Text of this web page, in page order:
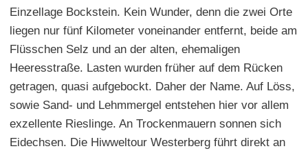
Einzellage Bockstein. Kein Wunder, denn die zwei Orte
liegen nur fünf Kilometer voneinander entfernt, beide am
Flüsschen Selz und an der alten, ehemaligen
Heeresstraße. Lasten wurden früher auf dem Rücken
getragen, quasi aufgebockt. Daher der Name. Auf Löss,
sowie Sand- und Lehmmergel entstehen hier vor allem
exzellente Rieslinge. An Trockenmauern sonnen sich
Eidechsen. Die Hiwweltour Westerberg führt direkt an